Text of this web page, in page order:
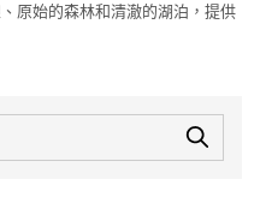
原始的森林和清澈的湖泊，提供